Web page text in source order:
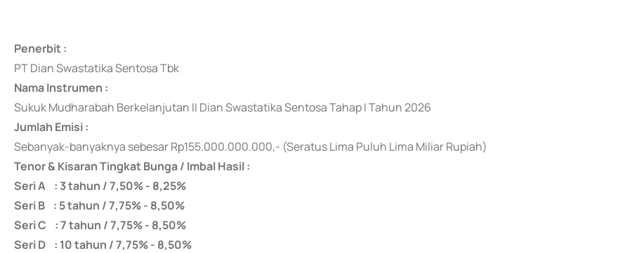
Penerbit :
PT Dian Swastatika Sentosa Tbk
Nama Instrumen :
Sukuk Mudharabah Berkelanjutan II Dian Swastatika Sentosa Tahap I Tahun 2026
Jumlah Emisi :
Sebanyak-banyaknya sebesar Rp155.000.000.000,- (Seratus Lima Puluh Lima Miliar Rupiah)
Tenor & Kisaran Tingkat Bunga / Imbal Hasil :
Seri A : 3 tahun / 7,50% - 8,25%
Seri B : 5 tahun / 7,75% - 8,50%
Seri C : 7 tahun / 7,75% - 8,50%
Seri D : 10 tahun / 7,75% - 8,50%